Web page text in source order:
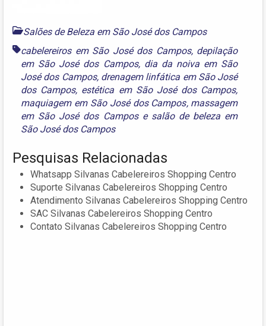
Salões de Beleza em São José dos Campos
cabelereiros em São José dos Campos, depilação
em São José dos Campos, dia da noiva em São
José dos Campos, drenagem linfática em São José
dos Campos, estética em São José dos Campos,
maquiagem em São José dos Campos, massagem
em São José dos Campose salão de beleza em
São José dos Campos
Pesquisas Relacionadas
Whatsapp Silvanas Cabelereiros Shopping Centro
Suporte Silvanas Cabelereiros Shopping Centro
Atendimento Silvanas Cabelereiros Shopping Centro
SAC Silvanas Cabelereiros Shopping Centro
Contato Silvanas Cabelereiros Shopping Centro